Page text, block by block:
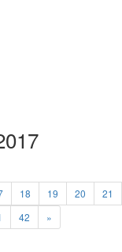
18 19 20 21
42 »